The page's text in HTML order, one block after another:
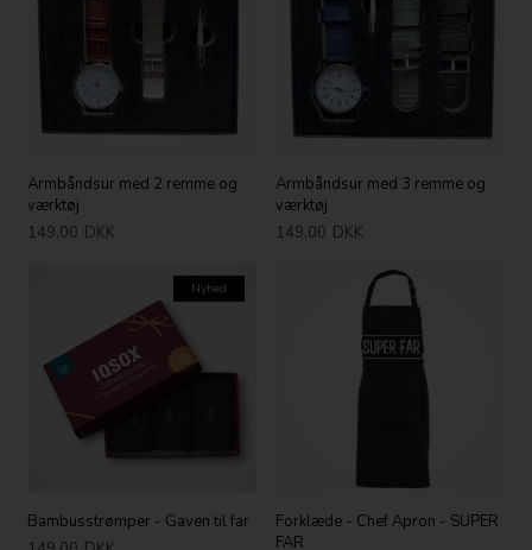
Armbåndsur med 2 remme og
værktøj
149,00 DKK
Armbåndsur med 3 remme og
værktøj
149,00 DKK
Nyhed
Bambusstrømper - Gaven til far
Forklæde - Chef Apron - SUPER
FAR